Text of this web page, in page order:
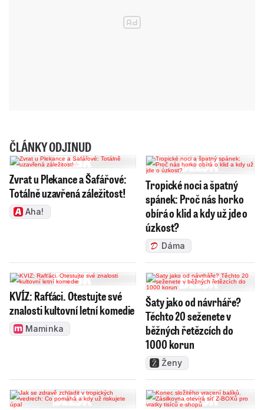
ČLÁNKY ODJINUD
Zvrat u Plekance a Šafářové:
Totálně uzavřená záležitost!
Aha!
Tropické noci a špatný
spánek: Proč nás horko
obírá o klid a kdy už jde o
úzkost?
Dáma
KVÍZ: Rafťáci. Otestujte své
znalosti kultovní letní komedie
Maminka
Šaty jako od návrháře?
Těchto 20 seženete v
běžných řetězcích do
1000 korun
Ženy